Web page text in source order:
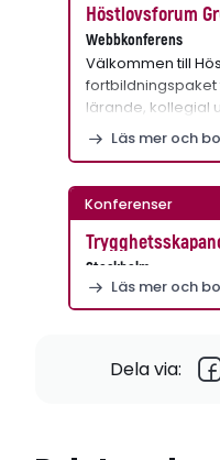
Höstlovsforum
Webbkonferens
Välkommen till
fortbildningspaket
lärande, kollegial
Läs mer och
Konferenser
Stockholm
Läs mer och
Dela via: